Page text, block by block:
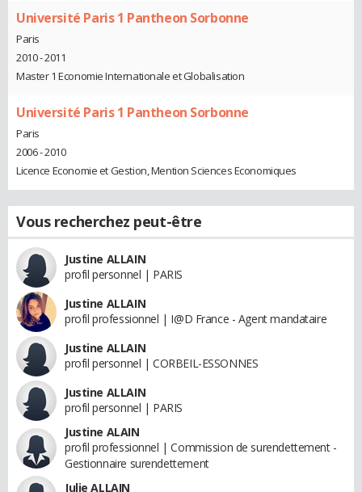
Université Paris 1 Pantheon Sorbonne
Paris
2010 - 2011
Master 1 Economie Internationale et Globalisation
Université Paris 1 Pantheon Sorbonne
Paris
2006 - 2010
Licence Economie et Gestion, Mention Sciences Economiques
Vous recherchez peut-être
Justine ALLAIN
profil personnel | PARIS
Justine ALLAIN
profil professionnel | I@D France - Agent mandataire
Justine ALLAIN
profil personnel | CORBEIL-ESSONNES
Justine ALLAIN
profil personnel | PARIS
Justine ALAIN
profil professionnel | Commission de surendettement -
Gestionnaire surendettement
Julie ALLAIN